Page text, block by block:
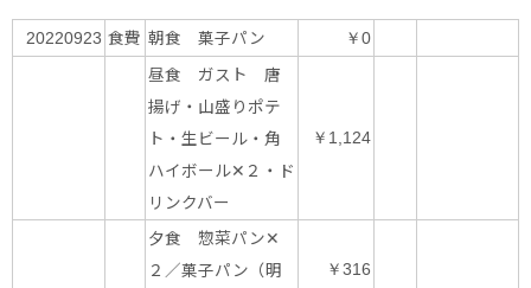
20220923 食費 朝食 菓子パン ￥0
昼食 ガスト 唐
揚げ・山盛りポテ
ト・生ビール・角
ハイボール✕２・ド
リンクバー
￥1,124
夕食 惣菜パン✕
２／菓子パン（明
￥316